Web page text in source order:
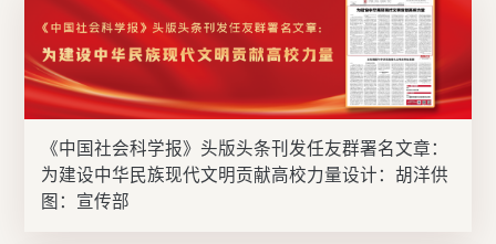
《中国社会科学报》头版头条刊发任友群署名文章：
为建设中华民族现代文明贡献高校力量设计：胡洋供
图：宣传部